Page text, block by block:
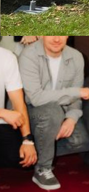
Auftakt zu
26. Mai 2026
Einladung des
nach Verden Am
Verden mit dem
halten, der den Auftakt
werden nach
Ultimate Spirits
Read more →